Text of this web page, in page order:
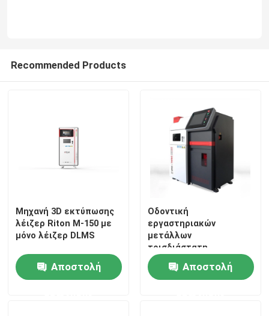
Recommended Products
Μηχανή 3D εκτύπωσης
λέιζερ Riton M-150 με
μόνο λέιζερ DLMS
Αποστολή
Οδοντική
εργαστηριακών
μετάλλων
τρισδιάστατη
εκτυπωτών 500W
μηχανή εκτύπωσης
Αποστολή